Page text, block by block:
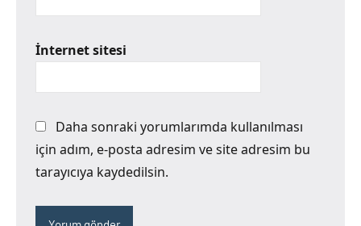
İnternet sitesi
Daha sonraki yorumlarımda kullanılması
için adım, e-posta adresim ve site adresim bu
tarayıcıya kaydedilsin.